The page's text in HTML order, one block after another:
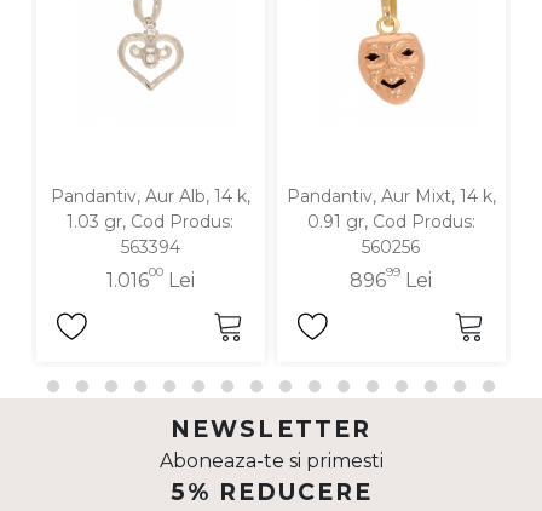
Pandantiv, Aur Alb, 14 k,
1.03 gr, Cod Produs:
563394
1.01600Lei
Pandantiv, Aur Mixt, 14 k,
0.91 gr, Cod Produs:
560256
89699 Lei
NEWSLETTER
Aboneaza-te si primesti
5% REDUCERE